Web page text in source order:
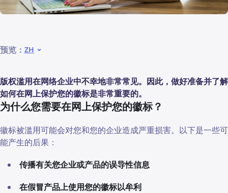
预览： ZH
版权滥用在网络企业中不幸地非常常见。因此，做好准备并了解
如何在网上保护您的徽标是非常重要的。
为什么您需要在网上保护您的徽标？
徽标被滥用可能会对您和您的企业造成严重损害。以下是一些可
能产生的后果：
传播有关您企业或产品的误导性信息
在假冒产品上使用您的徽标以牟利